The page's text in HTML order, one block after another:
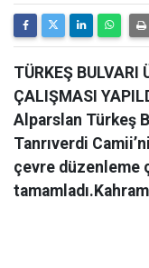
TÜRKEŞ BULVARI
ÇALIŞMASI
Alparslan Türkeş
Tanrıverdi
çevre düzenleme